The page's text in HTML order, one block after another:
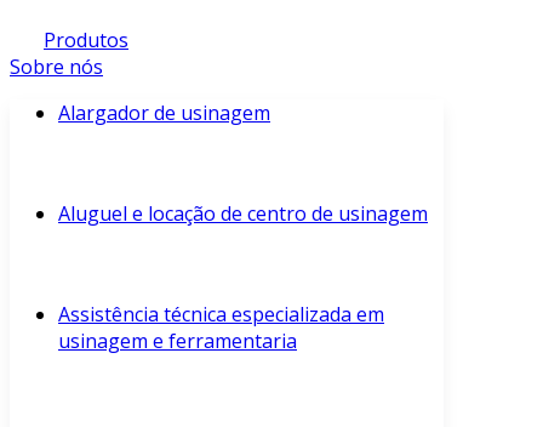
Produtos
Sobre nós
Alargador de usinagem
Aluguel e locação de centro de usinagem
Assistência técnica especializada em
usinagem e ferramentaria